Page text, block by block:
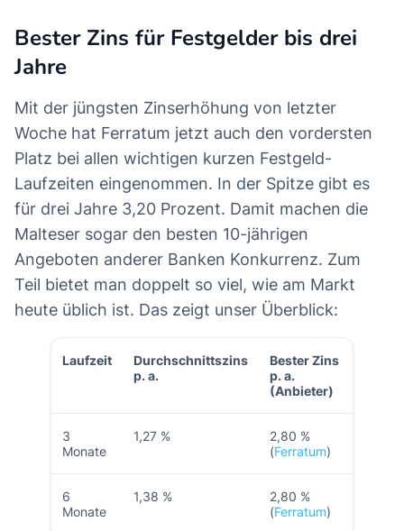
Bester Zins für Festgelder bis drei
Jahre
Mit der jüngsten Zinserhöhung von letzter
Woche hat Ferratum jetzt auch den vordersten
Platz bei allen wichtigen kurzen Festgeld-
Laufzeiten eingenommen. In der Spitze gibt es
für drei Jahre 3,20 Prozent. Damit machen die
Malteser sogar den besten 10-jährigen
Angeboten anderer Banken Konkurrenz. Zum
Teil bietet man doppelt so viel, wie am Markt
heute üblich ist. Das zeigt unser Überblick:
Laufzeit
Durchschnittszins
p. a.
Bester Zins
p. a.
(Anbieter)
3
Monate
1,27 %
2,80 %
(Ferratum)
6
Monate
1,38 %
2,80 %
(Ferratum)